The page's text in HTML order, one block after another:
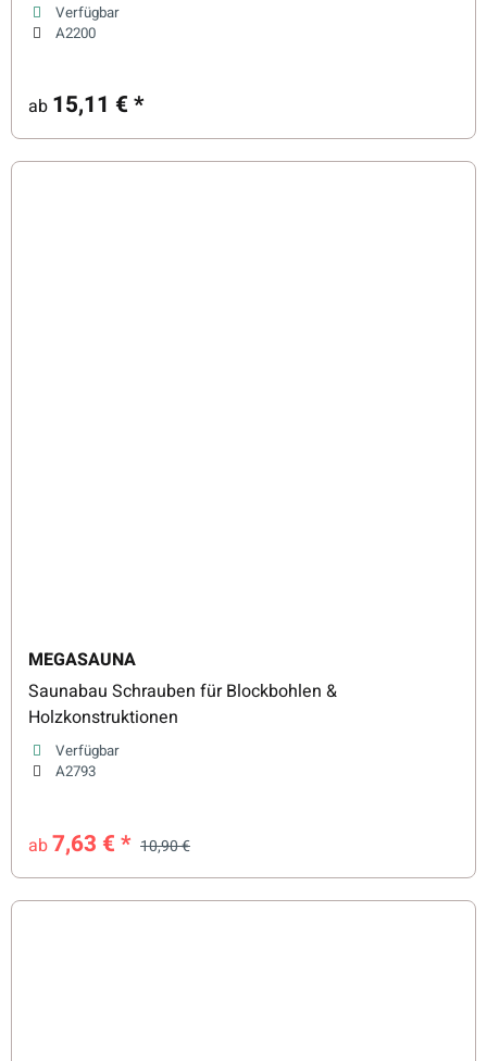
Verfügbar
A2200
ab 15,11 €*
MEGASAUNA
Saunabau Schrauben für Blockbohlen &
Holzkonstruktionen
Verfügbar
A2793
ab7,63 €* 10,90 €